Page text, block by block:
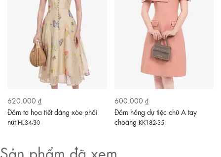
620.000 ₫
Đầm tơ họa tiết dáng xòe phối
nút HL34-30
600.000 ₫
Đầm hồng dự tiệc chữ A tay
choàng KK182-35
Sản phẩm đã xem